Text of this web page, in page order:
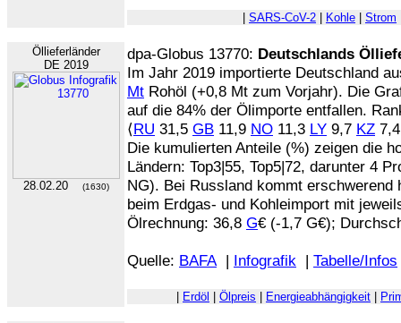
SARS-CoV-2 Kohle Strom
Öllieferländer
DE 2019
28.02.20 (1630)
dpa-Globus 13770: Deutschlands
Im Jahr 2019 importierte Deutschland
Mt Rohöl (+0,8 Mt zum Vorjahr). Die
auf die 84% der Ölimporte entfallen.
⟨RU 31,5 GB 11,9 NO 11,3 LY 9,7 KZ
Die kumulierten Anteile (%) zeigen die
Ländern: Top3|55, Top5|72, darunter 4
NG). Bei Russland kommt erschwerend
beim Erdgas- und Kohleimport mit
Ölrechnung: 36,8 G€ (-1,7 G€);
Quelle: BAFA| Infografik | Tabelle/Infos
Erdöl Ölpreis Energieabhängigkeit